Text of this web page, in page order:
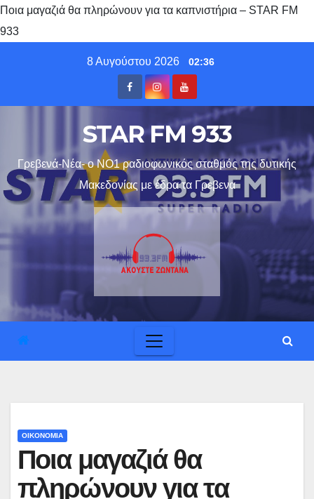
Ποια μαγαζιά θα πληρώνουν για τα καπνιστήρια – STAR FM
933
8 Αυγούστου 2026 02:36
STAR FM 933
Γρεβενά-Νέα- ο ΝΟ1 ραδιοφωνικός σταθμός της δυτικής
Μακεδονίας με έδρα τα Γρεβενα
ΟΙΚΟΝΟΜΙΑ
Ποια μαγαζιά θα
πληρώνουν για τα